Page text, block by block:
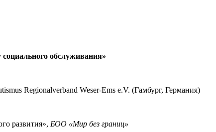
обслуживания»
Regionalverband Weser-Ems e.V. (Гамбург, Германия)
развития», БОО «Мир без границ»